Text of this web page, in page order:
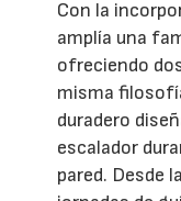
Con la
amplía una
ofreciendo
misma
duradero
escalador
pared. Desde